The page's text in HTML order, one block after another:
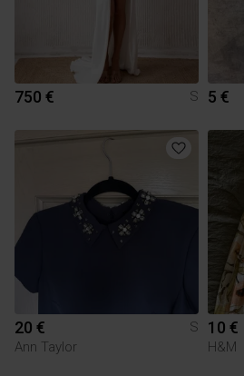
750 € S 5 €
20 €
S
Ann Taylor
10 €
H&M